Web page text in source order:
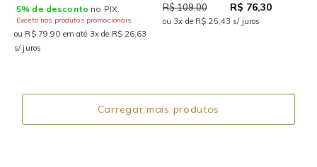
5% de desconto no PIX.
Exceto nos produtos promocionais
ou R$ 79,90 em até 3x de R$ 26,63
s/ juros
R$ 109,00 R$ 76,30
ou 3x de R$ 25,43 s/ juros
Carregar mais produtos